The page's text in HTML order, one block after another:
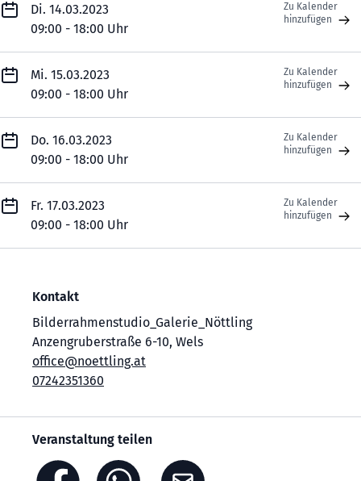
Di. 14.03.2023
09:00 - 18:00 Uhr
Zu Kalender
hinzufügen
Mi. 15.03.2023
09:00 - 18:00 Uhr
Zu Kalender
hinzufügen
Do. 16.03.2023
09:00 - 18:00 Uhr
Zu Kalender
hinzufügen
Fr. 17.03.2023
09:00 - 18:00 Uhr
Zu Kalender
hinzufügen
Kontakt
Bilderrahmenstudio_Galerie_Nöttling
Anzengruberstraße 6-10, Wels
office@noettling.at
07242351360
Veranstaltung teilen